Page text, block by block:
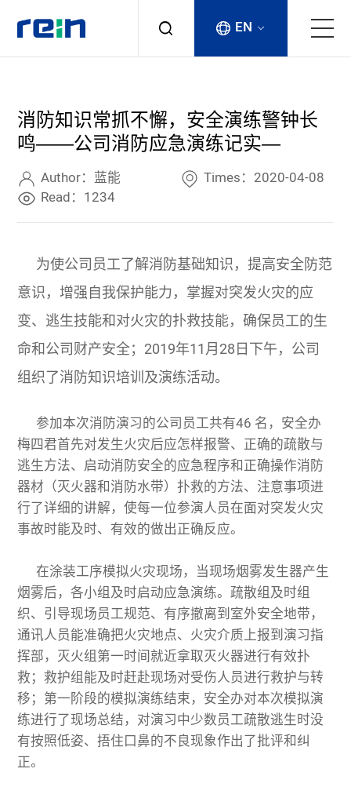
Products
Services
Cases
News & Events
Contact
EN
消防知识常抓不懈，安全演练警钟长
鸣——公司消防应急演练记实—
Author：蓝能
Times：2020-04-08
Read：1234
为使公司员工了解消防基础知识，提高安全防范
意识，增强自我保护能力，掌握对突发火灾的应
变、逃生技能和对火灾的扑救技能，确保员工的生
命和公司财产安全；2019年11月28日下午，公司
组织了消防知识培训及演练活动。
参加本次消防演习的公司员工共有46 名，安全办
梅四君首先对发生火灾后应怎样报警、正确的疏散与
逃生方法、启动消防安全的应急程序和正确操作消防
器材（灭火器和消防水带）扑救的方法、注意事项进
行了详细的讲解，使每一位参演人员在面对突发火灾
事故时能及时、有效的做出正确反应。
在涂装工序模拟火灾现场，当现场烟雾发生器产生
烟雾后，各小组及时启动应急演练。疏散组及时组
织、引导现场员工规范、有序撤离到室外安全地带，
通讯人员能准确把火灾地点、火灾介质上报到演习指
挥部，灭火组第一时间就近拿取灭火器进行有效扑
救；救护组能及时赶赴现场对受伤人员进行救护与转
移；第一阶段的模拟演练结束，安全办对本次模拟演
练进行了现场总结，对演习中少数员工疏散逃生时没
有按照低姿、捂住口鼻的不良现象作出了批评和纠
正。